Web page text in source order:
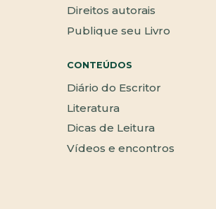
Direitos autorais
Publique seu Livro
CONTEÚDOS
Diário do Escritor
Literatura
Dicas de Leitura
Vídeos e encontros